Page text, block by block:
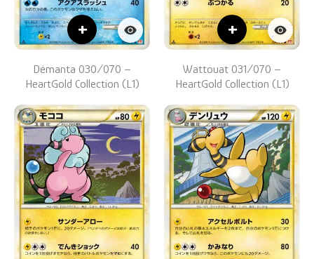
+
Démanta 030/070 –
HeartGold Collection (L1)
+
Wattouat 031/070 –
HeartGold Collection (L1)